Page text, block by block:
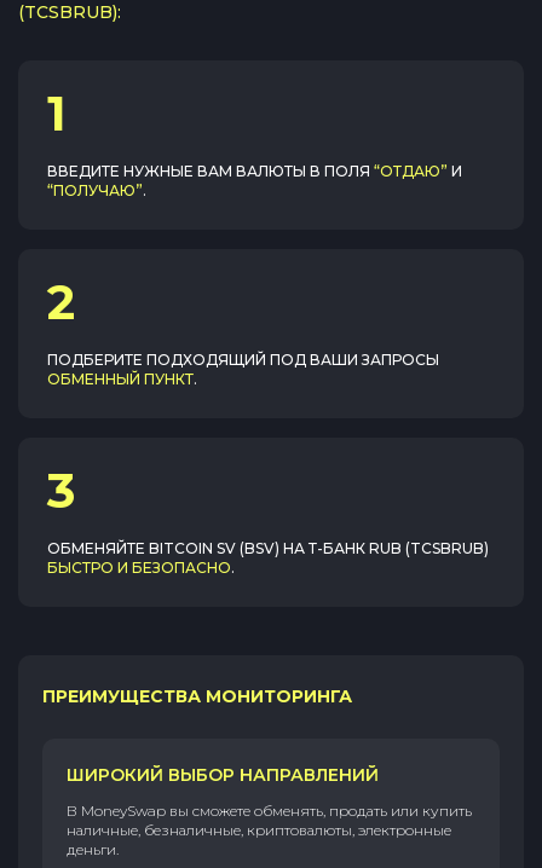
(TCSBRUB):
1
ВВЕДИТЕ НУЖНЫЕ ВАМ ВАЛЮТЫ В ПОЛЯ “ОТДАЮ” И
“ПОЛУЧАЮ”.
2
ПОДБЕРИТЕ ПОДХОДЯЩИЙ ПОД ВАШИ ЗАПРОСЫ
ОБМЕННЫЙ ПУНКТ.
3
ОБМЕНЯЙТЕ BITCOIN SV (BSV) НА Т-БАНК RUB (TCSBRUB)
БЫСТРО И БЕЗОПАСНО.
ПРЕИМУЩЕСТВА МОНИТОРИНГА
ШИРОКИЙ ВЫБОР НАПРАВЛЕНИЙ
В MoneySwap вы сможете обменять, продать или купить
наличные, безналичные, криптовалюты, электронные
деньги.